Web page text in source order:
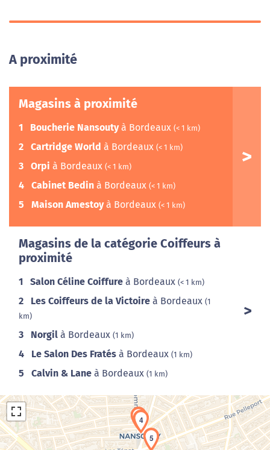
A proximité
Magasins à proximité
1 Boucherie Nansoutyà Bordeaux (< 1 km)
2 Cartridge World à Bordeaux (< 1 km)
3 Orpi à Bordeaux (< 1 km)
4 Cabinet Bedin à Bordeaux (< 1 km)
5 Maison Amestoyà Bordeaux (< 1 km)
Magasins de la catégorie Coiffeurs à
proximité
1 Salon Céline Coiffure à Bordeaux (< 1 km)
2 Les Coiffeurs de la Victoire à Bordeaux (1
km)
3 Norgil à Bordeaux (1 km)
4 Le Salon Des Fratés à Bordeaux (1 km)
5 Calvin & Lane à Bordeaux (1 km)
14
5